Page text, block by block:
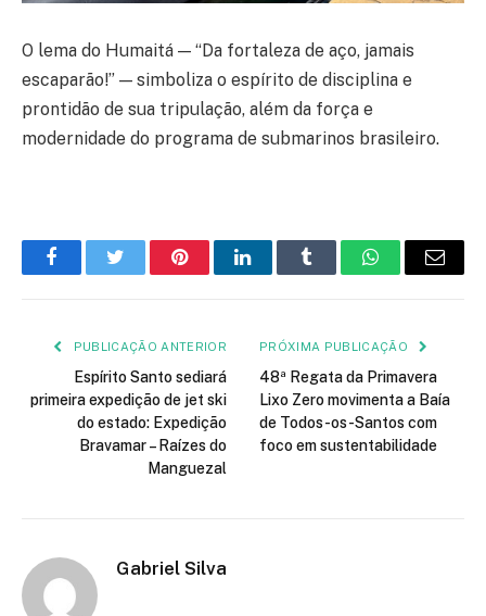
O lema do Humaitá — “Da fortaleza de aço, jamais
escaparão!” — simboliza o espírito de disciplina e
prontidão de sua tripulação, além da força e
modernidade do programa de submarinos brasileiro.
FacebookTwitter PinterestLinkedInTumblr WhatsApp
E-
PUBLICAÇÃO ANTERIOR
Espírito Santo sediará
primeira expedição de jet ski
do estado: Expedição
Bravamar – Raízes do
Manguezal
PRÓXIMA PUBLICAÇÃO
48ª Regata da Primavera
Lixo Zero movimenta a Baía
de Todos-os-Santos com
foco em sustentabilidade
Gabriel Silva